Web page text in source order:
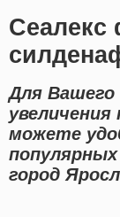
Сеалекс
Для Вашего
можете
город